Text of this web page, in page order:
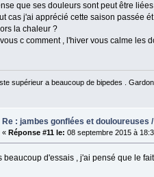
que ses douleurs sont peut être
cas j'ai apprécié cette saison passée
la chaleur ?
c comment , l'hiver vous calme les
supérieur a beaucoup de bipedes .
Re : jambes gonflées et douloureuses
« Réponse #11 le: 08 septembre 2015 à
beaucoup d'essais , j'ai pensé que le